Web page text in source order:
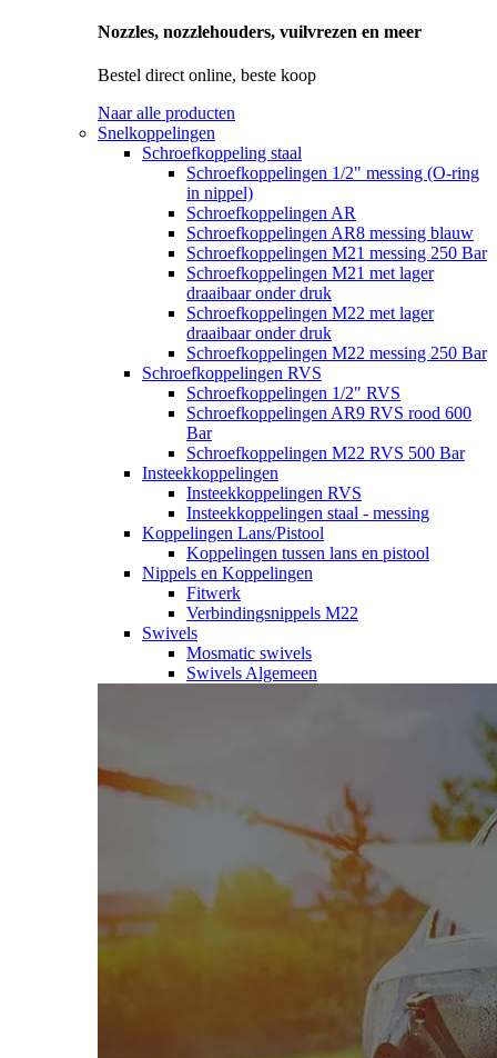
Nozzles, nozzlehouders, vuilvrezen en meer
Bestel direct online, beste koop
Naar alle producten
Snelkoppelingen
Schroefkoppeling staal
Schroefkoppelingen 1/2" messing (O-ring
in nippel)
Schroefkoppelingen AR
Schroefkoppelingen AR8 messing blauw
Schroefkoppelingen M21 messing 250 Bar
Schroefkoppelingen M21 met lager
draaibaar onder druk
Schroefkoppelingen M22 met lager
draaibaar onder druk
Schroefkoppelingen M22 messing 250 Bar
Schroefkoppelingen RVS
Schroefkoppelingen 1/2" RVS
Schroefkoppelingen AR9 RVS rood 600
Bar
Schroefkoppelingen M22 RVS 500 Bar
Insteekkoppelingen
Insteekkoppelingen RVS
Insteekkoppelingen staal - messing
Koppelingen Lans/Pistool
Koppelingen tussen lans en pistool
Nippels en Koppelingen
Fitwerk
Verbindingsnippels M22
Swivels
Mosmatic swivels
Swivels Algemeen